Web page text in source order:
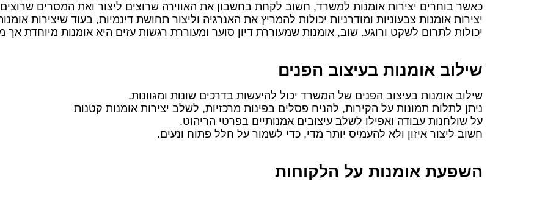
כאשר בוחרים יצירות אומנות למשרד, חשוב לקחת בחשבון את האווירה שרוצים ליצור ואת המסרים
יצירות אומנות צבעוניות ומודרניות יכולות להמריץ את האנרגיה וליצור תחושת דינמיות, בעוד שיצירות
יכולות לתרום לשקט ורוגע. שוב, אומנות שמעוררת דיון סוער ומעוררת רגשות עזים היא אומנות מיוחדת
שילוב אומנות בעיצוב הפנים
שילוב אומנות בעיצוב הפנים של המשרד יכול להיעשות בדרכים שונות ומגוונות.
ניתן לתלות תמונות על הקירות, להניח פסלים בפינות מרכזיות, לשלב יצירות אומנות קטנות
על שולחנות עבודה ואפילו לשלב עיצובים אמנותיים בפרטי הריהוט.
חשוב ליצור איזון ולא להעמיס יותר מדי, כדי לשמור על חלל פתוח ונעים.
השפעת אומנות על הלקוחות